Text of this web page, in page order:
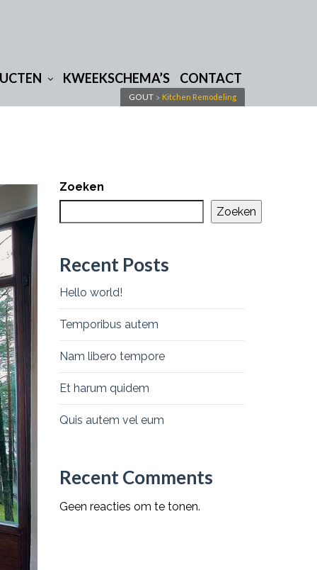
KWEEKSCHEMA’S CONTACT
GOUT > Kitchen Remodeling
Zoeken
Zoeken
Recent Posts
Hello world!
Temporibus autem
Nam libero tempore
Et harum quidem
Quis autem vel eum
Recent Comments
Geen reacties om te tonen.